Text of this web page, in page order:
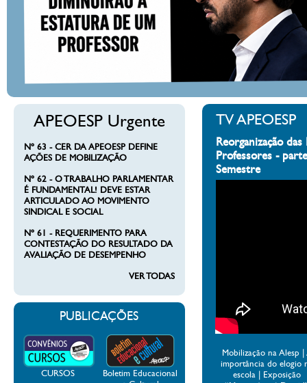
APEOESP Urgente
Nº 63 - CER DA APEOESP DEFINE
AÇÕES DE MOBILIZAÇÃO
Nº 62 - O TRABALHO PARLAMENTAR
É FUNDAMENTAL! DEVE ESTAR
ARTICULADO AO MOVIMENTO
SINDICAL E SOCIAL
Nº 61 - REQUERIMENTO PARA
CONTESTAÇÃO DO RESULTADO DA
AVALIAÇÃO DE DESEMPENHO
VER TODAS
PUBLICAÇÕES
CURSOS
Boletim Educacional
TV APEOESP
Reorganização
Professores -
Semestre
Mobilização na Alesp |
importância do elogio
escola | Exposição